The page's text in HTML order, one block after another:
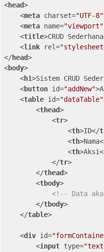
<head>
<meta charset="UTF-8"
<meta name="viewport"
<title>CRUD Sederhana
<link rel=
</head>
<body>
<h1>Sistem CRUD
<button id="addNew">
<table id="dataTable"
<thead>
<tr>
<th>ID</
<th>Nama
<th>Aksi
</tr>
</thead>
<tbody>
<!-- Data
</tbody>
</table>
<div id=
<input type=